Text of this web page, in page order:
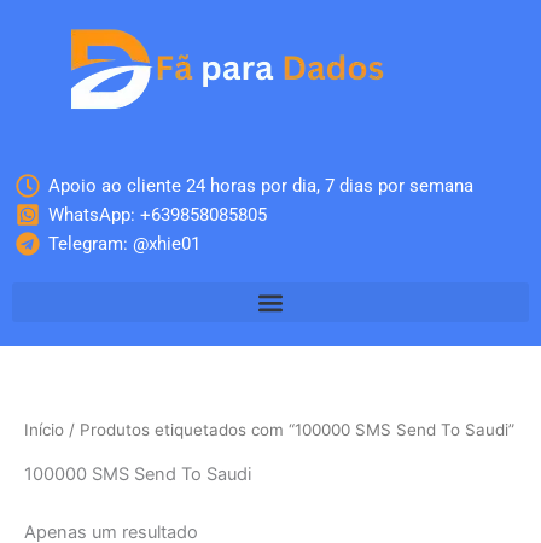
Apoio ao cliente 24 horas por dia, 7 dias por semana
WhatsApp: +639858085805
Telegram: @xhie01
Início / Produtos etiquetados com “100000 SMS Send To Saudi”
100000 SMS Send To Saudi
Apenas um resultado